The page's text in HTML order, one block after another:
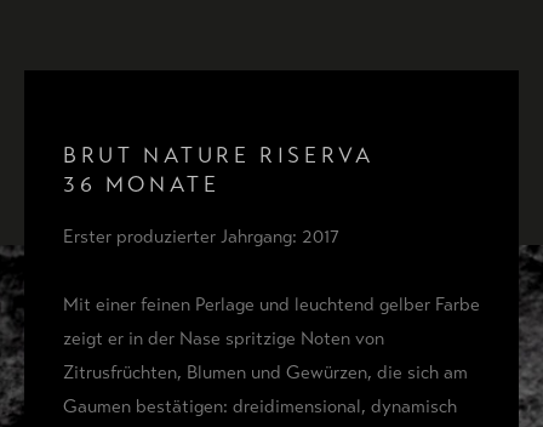
BRUT NATURE RISERVA
36 MONATE
Erster produzierter Jahrgang: 2017
Mit einer feinen Perlage und leuchtend gelber Farbe
zeigt er in der Nase spritzige Noten von
Zitrusfrüchten, Blumen und Gewürzen, die sich am
Gaumen bestätigen: dreidimensional, dynamisch